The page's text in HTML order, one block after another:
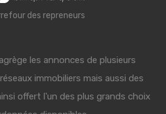
des repreneurs
les annonces de plusieurs
immobiliers mais aussi des
offert l'un des plus grands choix